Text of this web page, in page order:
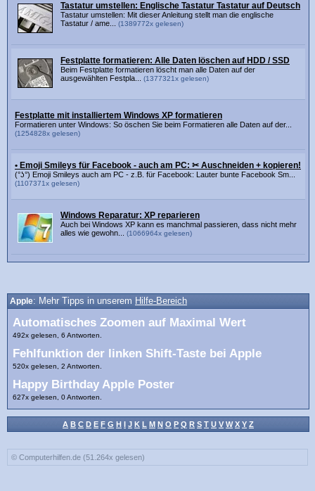
Tastatur umstellen: Englische Tastatur Tastatur auf Deutsch
Tastatur umstellen: Mit dieser Anleitung stellt man die englische
Tastatur / ame... (1389772x gelesen)
Festplatte formatieren: Alle Daten löschen auf HDD / SSD
Beim Festplatte formatieren löscht man alle Daten auf der
ausgewählten Festpla... (1377321x gelesen)
Festplatte mit installiertem Windows XP formatieren
Formatieren unter Windows: So öschen Sie beim Formatieren alle Daten auf der...
(1254828x gelesen)
• Emoji Smileys für Facebook - auch am PC: ✂ Auschneiden + kopieren!
(°ʖ°) Emoji Smileys auch am PC - z.B. für Facebook: Lauter bunte Facebook Sm...
(1107371x gelesen)
Windows Reparatur: XP reparieren
Auch bei Windows XP kann es manchmal passieren, dass nicht mehr
alles wie gewohn... (1066964x gelesen)
Apple: Mehr Tipps in unserem Hilfe-Bereich
Automatisches Zoomen auf Maximal Wert
492x gelesen, 6 Antworten.
Fehlfunktion der linken Shift-Taste bei Apple
520x gelesen, 2 Antworten.
Happy Birthday Apple Poster
627x gelesen, 0 Antworten.
A B C D E F G H I J K L M N O P Q R S T U V W X Y Z
© Computerhilfen.de (51.264x gelesen)